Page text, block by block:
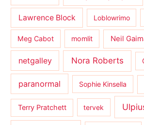
Lawrence Block Loblowrimo
Meg Cabot momlit Neil
netgalley Nora Roberts
paranormal Sophie Kinsella
Terry Pratchett tervek